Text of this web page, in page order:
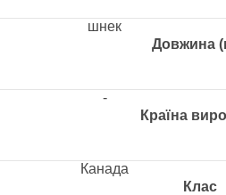
Довжина
Країна
Клас
шнек
-
Канада